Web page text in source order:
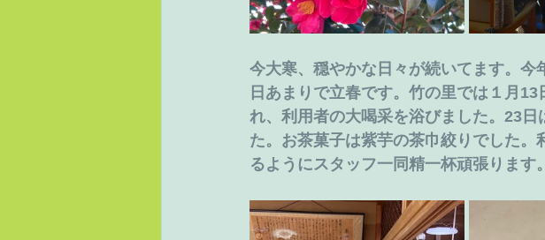
今大寒、穏やかな日々が続いてます。
日あまりで立春です。竹の里では１月
れ、利用者の大喝采を浴びました。23
た。お茶菓子は紫芋の茶巾絞りでした
るようにスタッフ一同精一杯頑張ります。